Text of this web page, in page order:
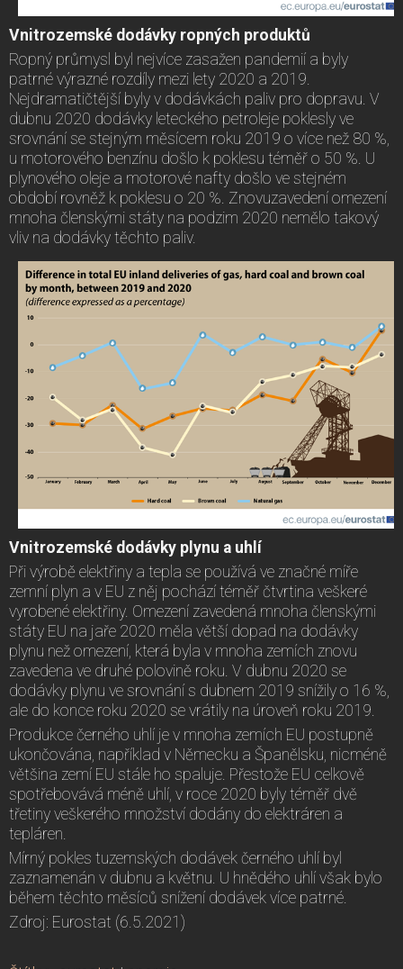
Vnitrozemské dodávky ropných produktů
Ropný průmysl byl nejvíce zasažen pandemií a byly
patrné výrazné rozdíly mezi lety 2020 a 2019.
Nejdramatičtější byly v dodávkách paliv pro dopravu. V
dubnu 2020 dodávky leteckého petroleje poklesly ve
srovnání se stejným měsícem roku 2019 o více než 80 %,
u motorového benzínu došlo k poklesu téměř o 50 %. U
plynového oleje a motorové nafty došlo ve stejném
období rovněž k poklesu o 20 %. Znovuzavedení omezení
mnoha členskými státy na podzim 2020 nemělo takový
vliv na dodávky těchto paliv.
Vnitrozemské dodávky plynu a uhlí
Při výrobě elektřiny a tepla se používá ve značné míře
zemní plyn a v EU z něj pochází téměř čtvrtina veškeré
vyrobené elektřiny. Omezení zavedená mnoha členskými
státy EU na jaře 2020 měla větší dopad na dodávky
plynu než omezení, která byla v mnoha zemích znovu
zavedena ve druhé polovině roku. V dubnu 2020 se
dodávky plynu ve srovnání s dubnem 2019 snížily o 16 %,
ale do konce roku 2020 se vrátily na úroveň roku 2019.
Produkce černého uhlí je v mnoha zemích EU postupně
ukončována, například v Německu a Španělsku, nicméně
většina zemí EU stále ho spaluje. Přestože EU celkově
spotřebovává méně uhlí, v roce 2020 byly téměř dvě
třetiny veškerého množství dodány do elektráren a
tepláren.
Mírný pokles tuzemských dodávek černého uhlí byl
zaznamenán v dubnu a květnu. U hnědého uhlí však bylo
během těchto měsíců snížení dodávek více patrné.
Zdroj: Eurostat (6.5.2021)